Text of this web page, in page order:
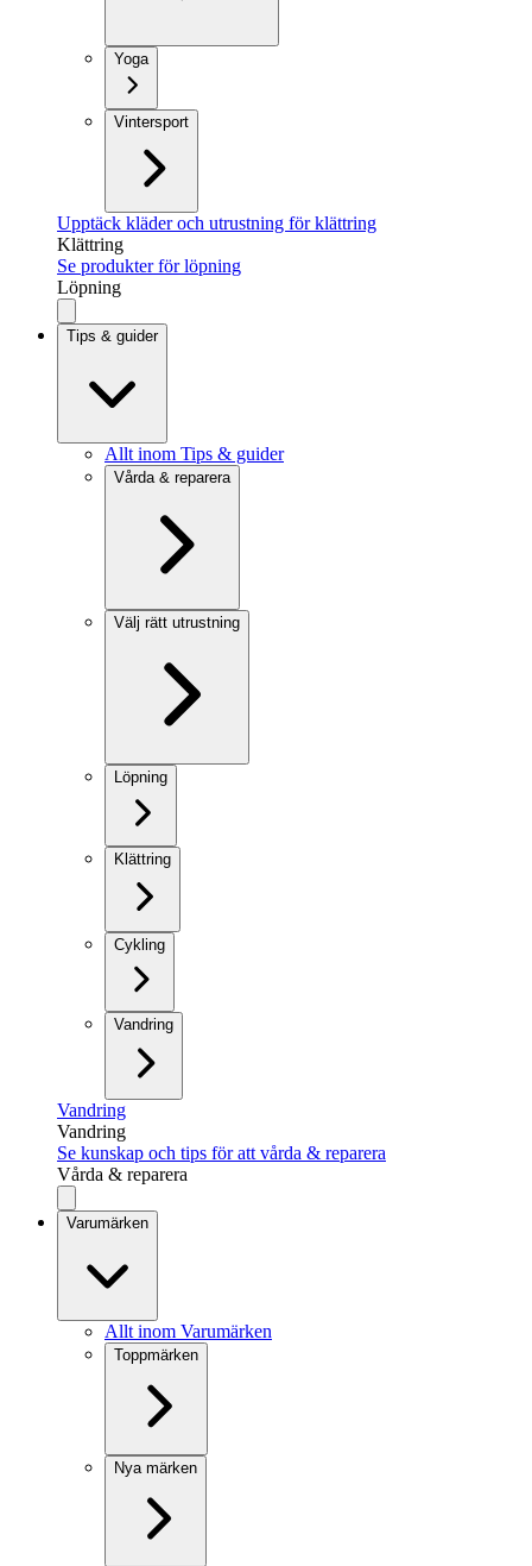
Yoga
Vintersport
Upptäck kläder och utrustning för klättring
Klättring
Se produkter för löpning
Löpning
Tips & guider
Allt inom Tips & guider
Vårda & reparera
Välj rätt utrustning
Löpning
Klättring
Cykling
Vandring
Vandring
Vandring
Se kunskap och tips för att vårda & reparera
Vårda & reparera
Varumärken
Allt inom Varumärken
Toppmärken
Nya märken